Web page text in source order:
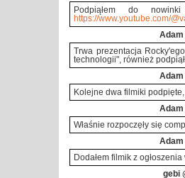
Podpiąłem do
https://www.youtube.com/
Adam
Trwa prezentacja
technologii", również
Adam
Kolejne dwa filmiki
Adam
Właśnie rozpoczęły się
Adam
Dodałem filmik z
gebi